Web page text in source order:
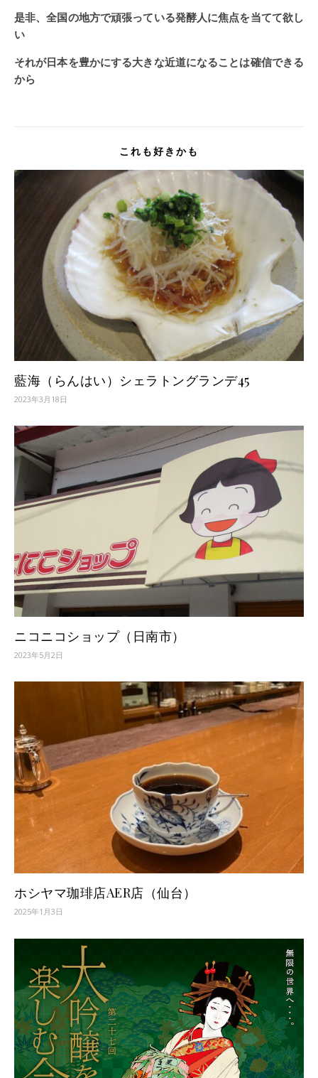
是非、全国の地方で頑張っている発酵人に焦点を当てて欲し
い
それが日本を豊かにする大きな近道になることは確信できる
から
これも好きかも
藍海（らんはい）シェラトングランデ45
2023年3月18日
ニコニコショップ（日南市）
2023年5月2日
ホシヤマ珈琲店AER店（仙台）
2025年1月3日